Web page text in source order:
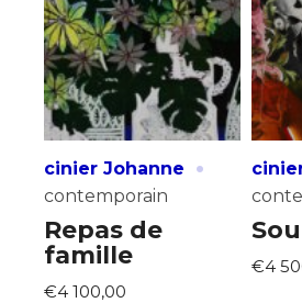
cinier Johanne ·
contemporain
Repas de
famille
€4 100,00
€4